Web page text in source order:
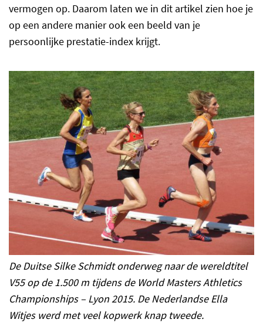
vermogen op. Daarom laten we in dit artikel zien hoe je
op een andere manier ook een beeld van je
persoonlijke prestatie-index krijgt.
De Duitse Silke Schmidt onderweg naar de wereldtitel
V55 op de 1.500 m tijdens de World Masters Athletics
Championships – Lyon 2015. De Nederlandse Ella
Witjes werd met veel kopwerk knap tweede.